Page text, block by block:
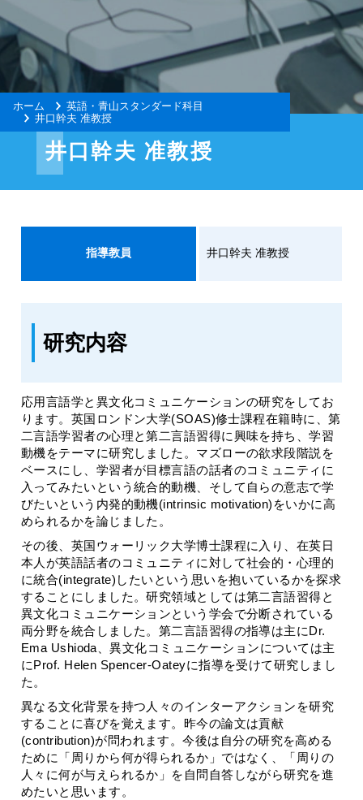
ホーム
英語・青山スタンダード科目
井口幹夫 准教授
井口幹夫 准教授
指導教員 井口幹夫 准教授
研究内容
応用言語学と異文化コミュニケーションの研究をしてお
ります。英国ロンドン大学(SOAS)修士課程在籍時に、第
二言語学習者の心理と第二言語習得に興味を持ち、学習
動機をテーマに研究しました。マズローの欲求段階説を
ベースにし、学習者が目標言語の話者のコミュニティに
入ってみたいという統合的動機、そして自らの意志で学
びたいという内発的動機(intrinsic motivation)をいかに高
められるかを論じました。
その後、英国ウォーリック大学博士課程に入り、在英日
本人が英語話者のコミュニティに対して社会的・心理的
に統合(integrate)したいという思いを抱いているかを探求
することにしました。研究領域としては第二言語習得と
異文化コミュニケーションという学会で分断されている
両分野を統合しました。第二言語習得の指導は主にDr.
Ema Ushioda、異文化コミュニケーションについては主
にProf. Helen Spencer-Oateyに指導を受けて研究しまし
た。
異なる文化背景を持つ人々のインターアクションを研究
することに喜びを覚えます。昨今の論文は貢献
(contribution)が問われます。今後は自分の研究を高める
ために「周りから何が得られるか」ではなく、「周りの
人々に何が与えられるか」を自問自答しながら研究を進
めたいと思います。